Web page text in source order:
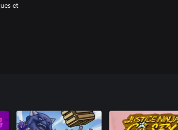
et